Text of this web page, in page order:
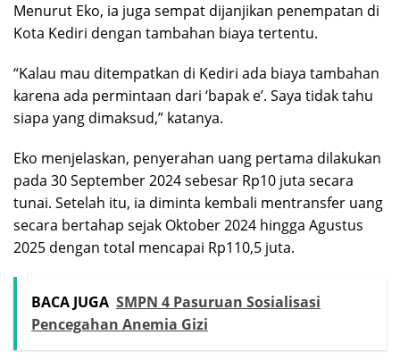
Menurut Eko, ia juga sempat dijanjikan penempatan di
Kota Kediri dengan tambahan biaya tertentu.
“Kalau mau ditempatkan di Kediri ada biaya tambahan
karena ada permintaan dari ‘bapak e’. Saya tidak tahu
siapa yang dimaksud,” katanya.
Eko menjelaskan, penyerahan uang pertama dilakukan
pada 30 September 2024 sebesar Rp10 juta secara
tunai. Setelah itu, ia diminta kembali mentransfer uang
secara bertahap sejak Oktober 2024 hingga Agustus
2025 dengan total mencapai Rp110,5 juta.
BACA JUGA SMPN 4 Pasuruan Sosialisasi
Pencegahan Anemia Gizi